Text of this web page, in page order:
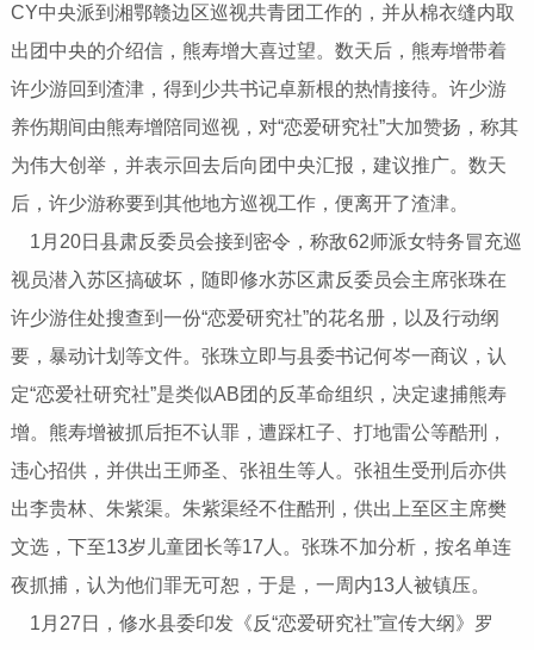
CY中央派到湘鄂赣边区巡视共青团工作的，并从棉衣缝内取
出团中央的介绍信，熊寿增大喜过望。数天后，熊寿增带着
许少游回到渣津，得到少共书记卓新根的热情接待。许少游
养伤期间由熊寿增陪同巡视，对“恋爱研究社”大加赞扬，称其
为伟大创举，并表示回去后向团中央汇报，建议推广。数天
后，许少游称要到其他地方巡视工作，便离开了渣津。
1月20日县肃反委员会接到密令，称敌62师派女特务冒充巡
视员潜入苏区搞破坏，随即修水苏区肃反委员会主席张珠在
许少游住处搜查到一份“恋爱研究社”的花名册，以及行动纲
要，暴动计划等文件。张珠立即与县委书记何岑一商议，认
定“恋爱社研究社”是类似AB团的反革命组织，决定逮捕熊寿
增。熊寿增被抓后拒不认罪，遭踩杠子、打地雷公等酷刑，
违心招供，并供出王师圣、张祖生等人。张祖生受刑后亦供
出李贵林、朱紫渠。朱紫渠经不住酷刑，供出上至区主席樊
文选，下至13岁儿童团长等17人。张珠不加分析，按名单连
夜抓捕，认为他们罪无可恕，于是，一周内13人被镇压。
1月27日，修水县委印发《反“恋爱研究社”宣传大纲》罗